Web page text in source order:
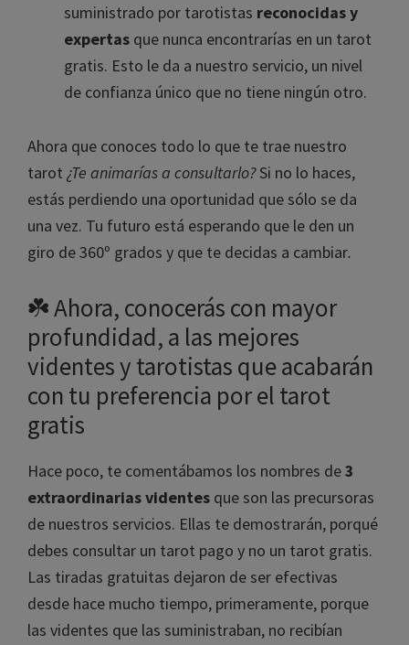
suministrado por tarotistas reconocidas y
expertas que nunca encontrarías en un tarot
gratis. Esto le da a nuestro servicio, un nivel
de confianza único que no tiene ningún otro.
Ahora que conoces todo lo que te trae nuestro
tarot ¿Te animarías a consultarlo?Si no lo haces,
estás perdiendo una oportunidad que sólo se da
una vez. Tu futuro está esperando que le den un
giro de 360º grados y que te decidas a cambiar.
☘️ Ahora, conocerás con mayor
profundidad, a las mejores
videntes y tarotistas que acabarán
con tu preferencia por el tarot
gratis
Hace poco, te comentábamos los nombres de3
extraordinarias videntes que son las precursoras
de nuestros servicios. Ellas te demostrarán, porqué
debes consultar un tarot pago y no un tarot gratis.
Las tiradas gratuitas dejaron de ser efectivas
desde hace mucho tiempo, primeramente, porque
las videntes que las suministraban, no recibían